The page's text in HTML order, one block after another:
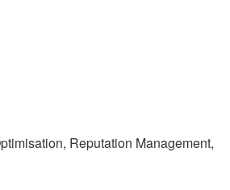
Reputation Management,